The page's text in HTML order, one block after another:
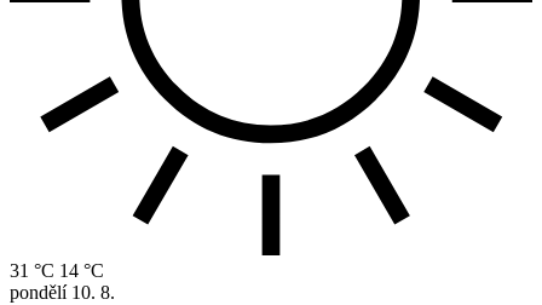
31 °C 14 °C
pondělí 10. 8.